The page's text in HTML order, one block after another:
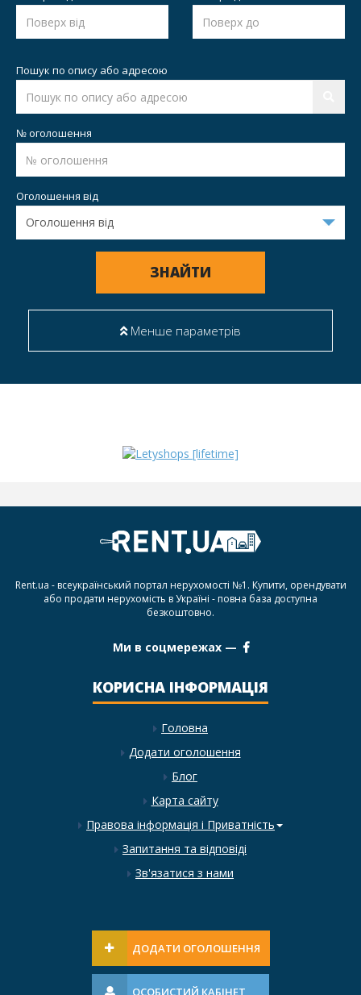
Пошук по опису або адресою
№ оголошення
Оголошення від
ЗНАЙТИ
Менше параметрів
Rent.ua - всеукраїнський портал нерухомості №1. Купити, орендувати
або продати нерухомість в Україні - повна база доступна
безкоштовно.
Ми в соцмережах —
КОРИСНА ІНФОРМАЦІЯ
Головна
Додати оголошення
Блог
Карта сайту
Правова інформація і Приватність
Запитання та відповіді
Зв'язатися з нами
ДОДАТИ ОГОЛОШЕННЯ
ОСОБИСТИЙ КАБІНЕТ